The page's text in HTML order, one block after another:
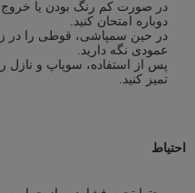
دوباره امتحان کنید.
عمودی نگه دارید.
پس از استفاده، سوپاپ و نازل
تمیز کنید.
احتیاط